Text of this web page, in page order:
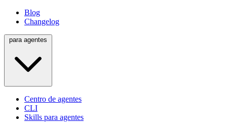
Blog
Changelog
Centro de agentes
CLI
Skills para agentes